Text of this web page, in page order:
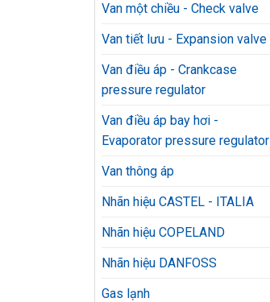
Van một chiều - Check valve
Van tiết lưu - Expansion valve
Van điều áp - Crankcase
pressure regulator
Van điều áp bay hơi -
Evaporator pressure regulator
Van thông áp
Nhãn hiệu CASTEL - ITALIA
Nhãn hiệu COPELAND
Nhãn hiệu DANFOSS
Gas lạnh